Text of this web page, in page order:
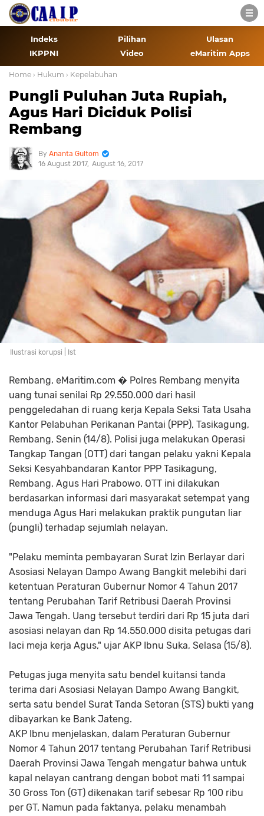
Indeks Pilihan
Ulasan
IKPPNI
Video eMaritim Apps
Home › Hukum › Kepelabuhan
Pungli Puluhan Juta Rupiah,
Agus Hari Diciduk Polisi
Rembang
Ananta Gultom
16 August 2017 August 16, 2017
Ilustrasi korupsi | Ist
Rembang, eMaritim.com � Polres Rembang menyita
uang tunai senilai Rp 29.550.000 dari hasil
penggeledahan di ruang kerja Kepala Seksi Tata Usaha
Kantor Pelabuhan Perikanan Pantai (PPP), Tasikagung,
Rembang, Senin (14/8). Polisi juga melakukan Operasi
Tangkap Tangan (OTT) dari tangan pelaku yakni Kepala
Seksi Kesyahbandaran Kantor PPP Tasikagung,
Rembang, Agus Hari Prabowo. OTT ini dilakukan
berdasarkan informasi dari masyarakat setempat yang
menduga Agus Hari melakukan praktik pungutan liar
(pungli) terhadap sejumlah nelayan.
"Pelaku meminta pembayaran Surat Izin Berlayar dari
Asosiasi Nelayan Dampo Awang Bangkit melebihi dari
ketentuan Peraturan Gubernur Nomor 4 Tahun 2017
tentang Perubahan Tarif Retribusi Daerah Provinsi
Jawa Tengah. Uang tersebut terdiri dari Rp 15 juta dari
asosiasi nelayan dan Rp 14.550.000 disita petugas dari
laci meja kerja Agus," ujar AKP Ibnu Suka, Selasa (15/8).
Petugas juga menyita satu bendel kuitansi tanda
terima dari Asosiasi Nelayan Dampo Awang Bangkit,
serta satu bendel Surat Tanda Setoran (STS) bukti yang
dibayarkan ke Bank Jateng.
AKP Ibnu menjelaskan, dalam Peraturan Gubernur
Nomor 4 Tahun 2017 tentang Perubahan Tarif Retribusi
Daerah Provinsi Jawa Tengah mengatur bahwa untuk
kapal nelayan cantrang dengan bobot mati 11 sampai
30 Gross Ton (GT) dikenakan tarif sebesar Rp 100 ribu
per GT. Namun pada faktanya, pelaku menambah